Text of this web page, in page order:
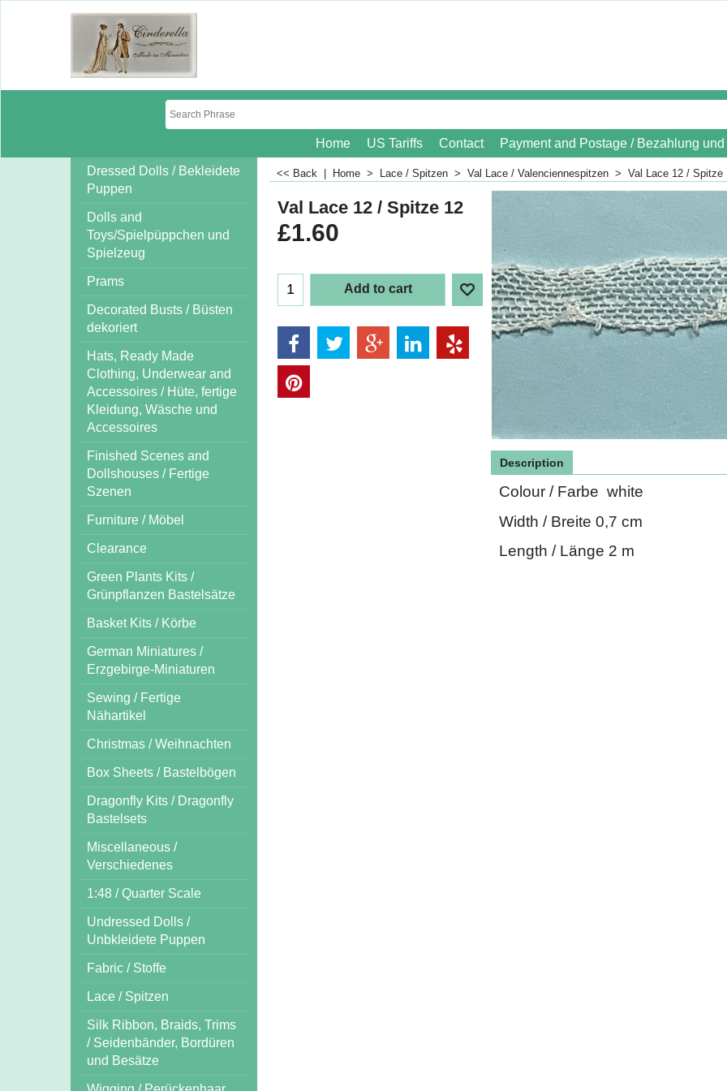
Home US Tariffs Contact
Payment and Postage / Bezahlung
Dressed Dolls / Bekleidete
Puppen
Dolls and
Toys/Spielpüppchen und
Spielzeug
Prams
Decorated Busts / Büsten
dekoriert
Hats, Ready Made
Clothing, Underwear and
Accessoires / Hüte, fertige
Kleidung, Wäsche und
Accessoires
Finished Scenes and
Dollshouses / Fertige
Szenen
Furniture / Möbel
Clearance
Green Plants Kits /
Grünpflanzen Bastelsätze
Basket Kits / Körbe
German Miniatures /
Erzgebirge-Miniaturen
Sewing / Fertige
Nähartikel
Christmas / Weihnachten
Box Sheets / Bastelbögen
Dragonfly Kits / Dragonfly
Bastelsets
Miscellaneous /
Verschiedenes
1:48 / Quarter Scale
Undressed Dolls /
Unbkleidete Puppen
Fabric / Stoffe
Lace / Spitzen
Silk Ribbon, Braids, Trims
/ Seidenbänder, Bordüren
und Besätze
<< Back Home > Lace / Spitzen > Val Lace / Valenciennespitzen > Val Lace 12 / Spitze
Val Lace 12 / Spitze 12
£1.60
Add to cart
Description
Colour / Farbe white
Width / Breite 0,7 cm
Length / Länge 2